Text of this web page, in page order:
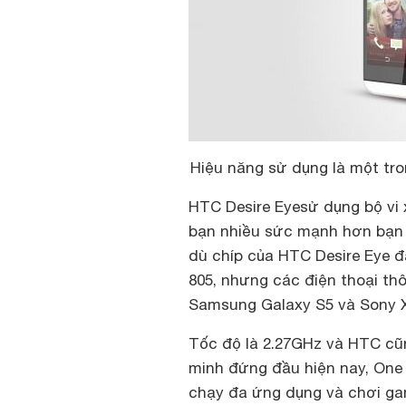
Hiệu năng sử dụng là một
HTC Desire Eyesử dụng bộ
bạn nhiều sức mạnh hơn
dù chíp của HTC Desire Eye
805, nhưng các điện thoại
Samsung Galaxy S5 và
Tốc độ là 2.27GHz và HTC
minh đứng đầu hiện nay,
chạy đa ứng dụng và chơi